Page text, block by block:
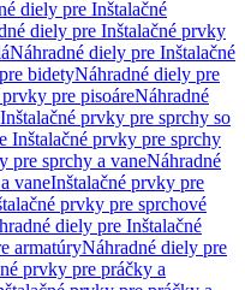
diely pre Inštalačné
diely pre Inštalačné prvky
Náhradné diely pre Inštalačné
bidetyNáhradné diely pre
pre pisoáreNáhradné
Inštalačné prvky pre sprchy so
Inštalačné prvky pre sprchy
pre sprchy a vaneNáhradné
vaneInštalačné prvky pre
prvky pre sprchové
diely pre Inštalačné
armatúryNáhradné diely pre
prvky pre práčky a